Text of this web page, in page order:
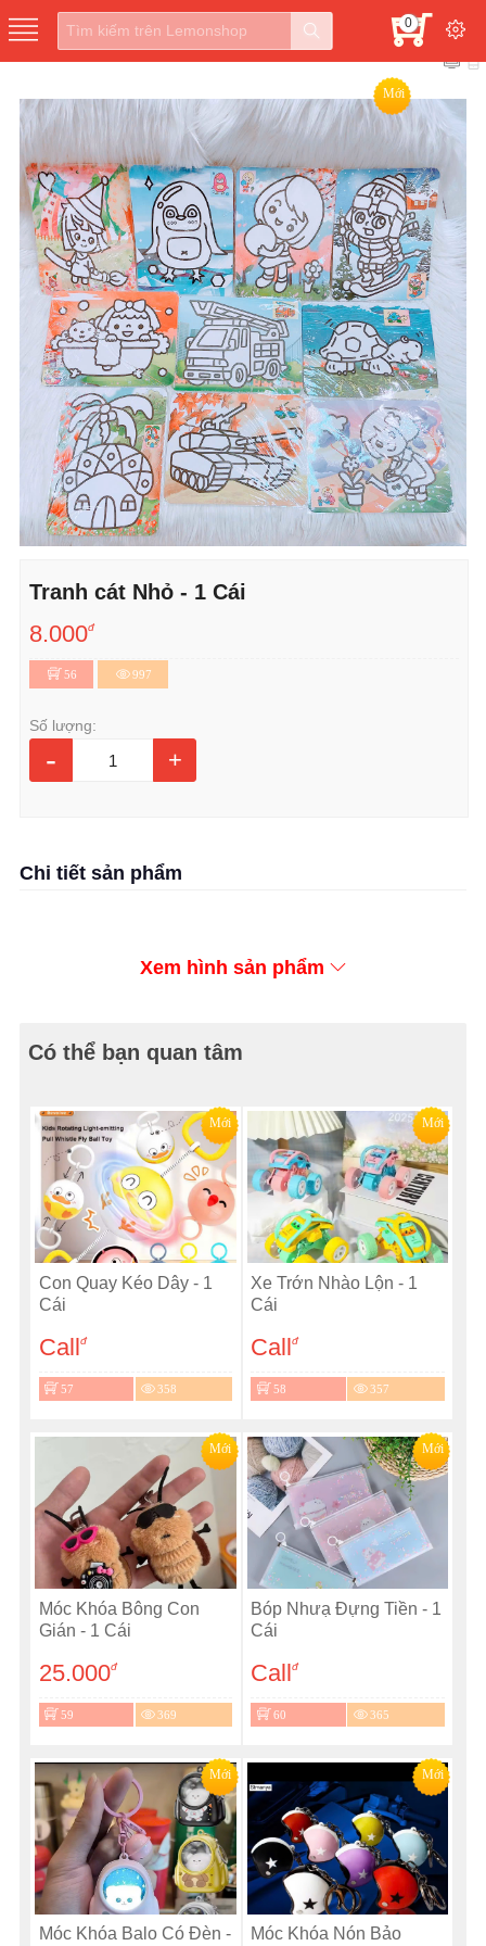
0
Mới
Tranh cát Nhỏ - 1 Cái
8.000đ
56 997
Số lượng:
- +
Chi tiết sản phẩm
Xem hình sản phẩm
Có thể bạn quan tâm
Mới
Con Quay Kéo Dây - 1
Cái
Callđ
57 358
Mới
Xe Trớn Nhào Lộn - 1
Cái
Callđ
58 357
Mới
Móc Khóa Bông Con
Gián - 1 Cái
25.000đ
59 369
Mới
Bóp Nhưạ Đựng Tiền - 1
Cái
Callđ
60 365
Mới
Móc Khóa Balo Có Đèn -
Mới
Móc Khóa Nón Bảo